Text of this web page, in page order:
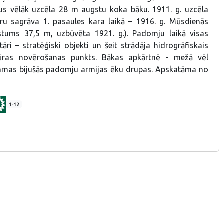
vēlāk uzcēla 28 m augstu koka bāku. 1911. g. uzcēla
sagrāva 1. pasaules kara laikā – 1916. g. Mūsdienās
37,5 m, uzbūvēta 1921. g.). Padomju laikā visas
– stratēģiski objekti un šeit strādāja hidrogrāfiskais
novērošanas punkts. Bākas apkārtnē - mežā vēl
bijušās padomju armijas ēku drupas. Apskatāma no
1-12